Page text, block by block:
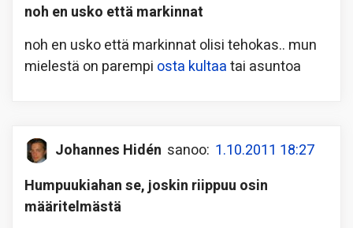
noh en usko että markinnat
noh en usko että markinnat olisi tehokas.. mun
mielestä on parempi osta kultaatai asuntoa
Johannes Hidén sanoo: 1.10.2011 18:27
Humpuukiahan se, joskin riippuu osin
määritelmästä